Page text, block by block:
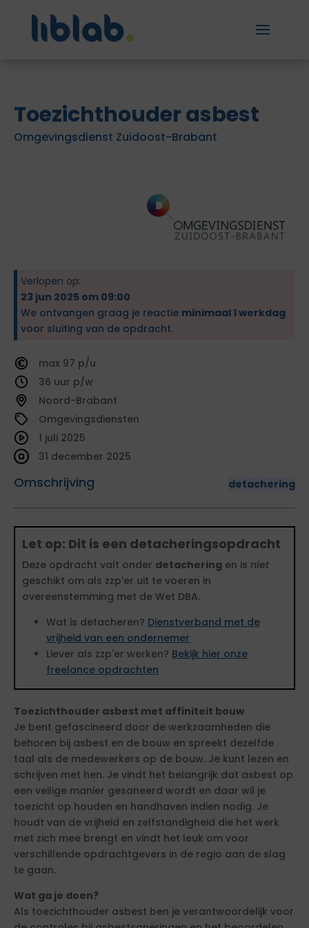
Toezichthouder asbest
Omgevingsdienst Zuidoost-Brabant
Verlopen op:
23 jun 2025 om 09:00
We ontvangen graag je reactie minimaal 1 werkdag
voor sluiting van de opdracht.
97
36
Noord-Brabant
Omgevingsdiensten
Omschrijving detachering
1 juli 2025
31 december 2025
Let op: Dit is een detacheringsopdracht
Deze opdracht valt onder detachering en is niet
geschikt om als zzp'er uit te voeren in
overeenstemming met de Wet DBA.
Wat is detacheren? Dienstverband met de
vrijheid van een ondernemer
Liever als zzp'er werken? Bekijk hier onze
freelance opdrachten
Toezichthouder asbest met affiniteit bouw
Je bent gefascineerd door de werkzaamheden die
behoren bij asbest en de bouw en spreekt dezelfde
taal als de medewerkers op de bouw. Je kunt lezen en
schrijven met hen. Je vindt het belangrijk dat asbest op
een veilige manier gesaneerd wordt en daar wil je
toezicht op houden en handhaven indien nodig. Je
houdt van de vrijheid en zelfstandigheid die het werk
met zich mee brengt en vindt het leuk om voor
verschillende opdrachtgevers in de regio aan de slag
te gaan.
Wat ga je doen?
Als toezichthouder asbest ben je verantwoordelijk voor